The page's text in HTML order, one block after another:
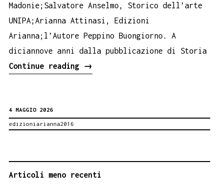
Madonie;Salvatore Anselmo, Storico dell’arte
UNIPA;Arianna Attinasi, Edizioni
Arianna;l’Autore Peppino Buongiorno. A
diciannove anni dalla pubblicazione di Storia
Continue reading
Il
→
4 MAGGIO 2026
edizioniarianna2016
NAVIGAZIONE
Articoli meno recenti